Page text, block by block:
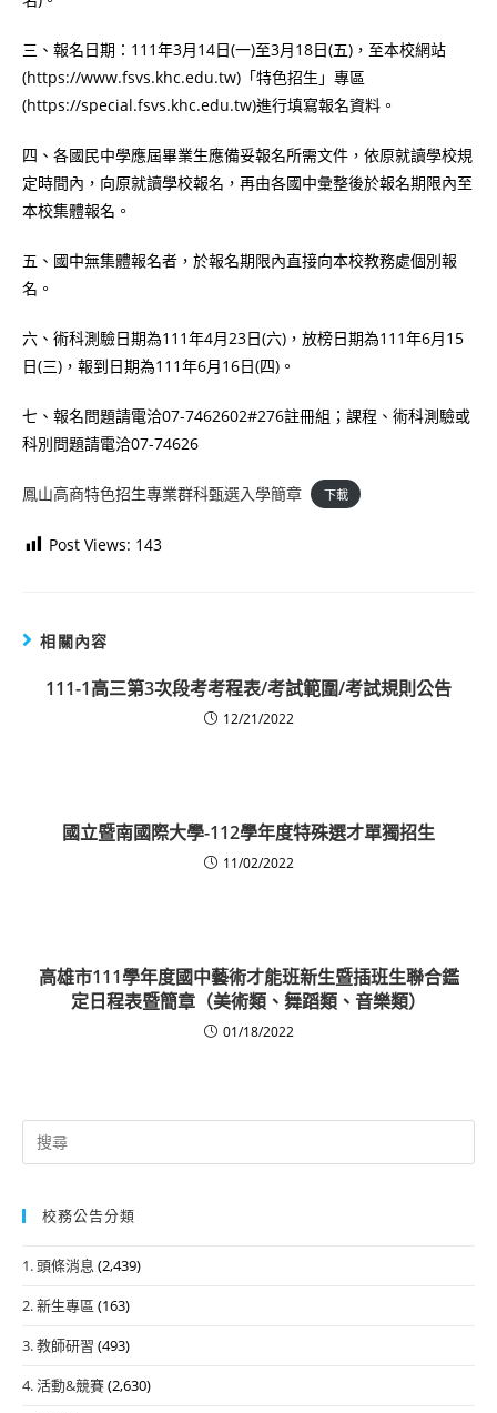
三、報名日期：111年3月14日(一)至3月18日(五)，至本校網站
(https://www.fsvs.khc.edu.tw)「特色招生」專區
(https://special.fsvs.khc.edu.tw)進行填寫報名資料。
四、各國民中學應屆畢業生應備妥報名所需文件，依原就讀學校規
定時間內，向原就讀學校報名，再由各國中彙整後於報名期限內至
本校集體報名。
五、國中無集體報名者，於報名期限內直接向本校教務處個別報
名。
六、術科測驗日期為111年4月23日(六)，放榜日期為111年6月15
日(三)，報到日期為111年6月16日(四)。
七、報名問題請電洽07-7462602#276註冊組；課程、術科測驗或
科別問題請電洽07-74626
鳳山高商特色招生專業群科甄選入學簡章 下載
Post Views: 143
相關內容
111-1高三第3次段考考程表/考試範圍/考試規則公告
12/21/2022
國立暨南國際大學-112學年度特殊選才單獨招生
11/02/2022
高雄市111學年度國中藝術才能班新生暨插班生聯合鑑
定日程表暨簡章（美術類、舞蹈類、音樂類）
01/18/2022
Search
for:
校務公告分類
1. 頭條消息 (2,439)
2. 新生專區 (163)
3. 教師研習 (493)
4. 活動&競賽(2,630)